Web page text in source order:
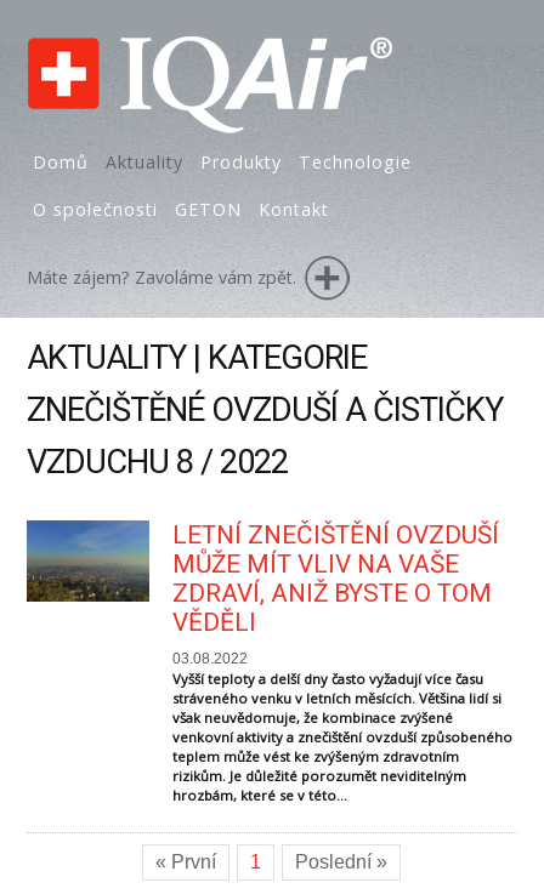
Domů Aktuality Produkty Technologie
O společnosti GETON Kontakt
Máte zájem? Zavoláme vám zpět.
AKTUALITY | KATEGORIE
ZNEČIŠTĚNÉ OVZDUŠÍ A ČISTIČKY
VZDUCHU 8 / 2022
LETNÍ ZNEČIŠTĚNÍ OVZDUŠÍ
MŮŽE MÍT VLIV NA VAŠE
ZDRAVÍ, ANIŽ BYSTE O TOM
VĚDĚLI
03.08.2022
Vyšší teploty a delší dny často vyžadují více času
stráveného venku v letních měsících. Většina lidí si
však neuvědomuje, že kombinace zvýšené
venkovní aktivity a znečištění ovzduší způsobeného
teplem může vést ke zvýšeným zdravotním
rizikům. Je důležité porozumět neviditelným
hrozbám, které se v této...
« První 1 Poslední »